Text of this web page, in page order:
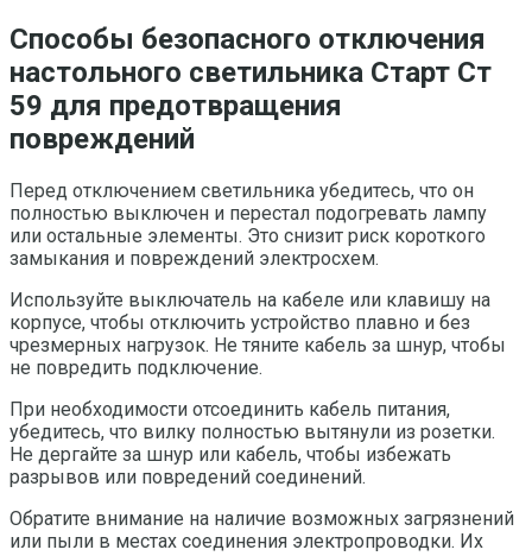
Способы безопасного отключения
настольного светильника Старт Ст
59 для предотвращения
повреждений
Перед отключением светильника убедитесь, что он
полностью выключен и перестал подогревать лампу
или остальные элементы. Это снизит риск короткого
замыкания и повреждений электросхем.
Используйте выключатель на кабеле или клавишу на
корпусе, чтобы отключить устройство плавно и без
чрезмерных нагрузок. Не тяните кабель за шнур, чтобы
не повредить подключение.
При необходимости отсоединить кабель питания,
убедитесь, что вилку полностью вытянули из розетки.
Не дергайте за шнур или кабель, чтобы избежать
разрывов или повредений соединений.
Обратите внимание на наличие возможных загрязнений
или пыли в местах соединения электропроводки. Их